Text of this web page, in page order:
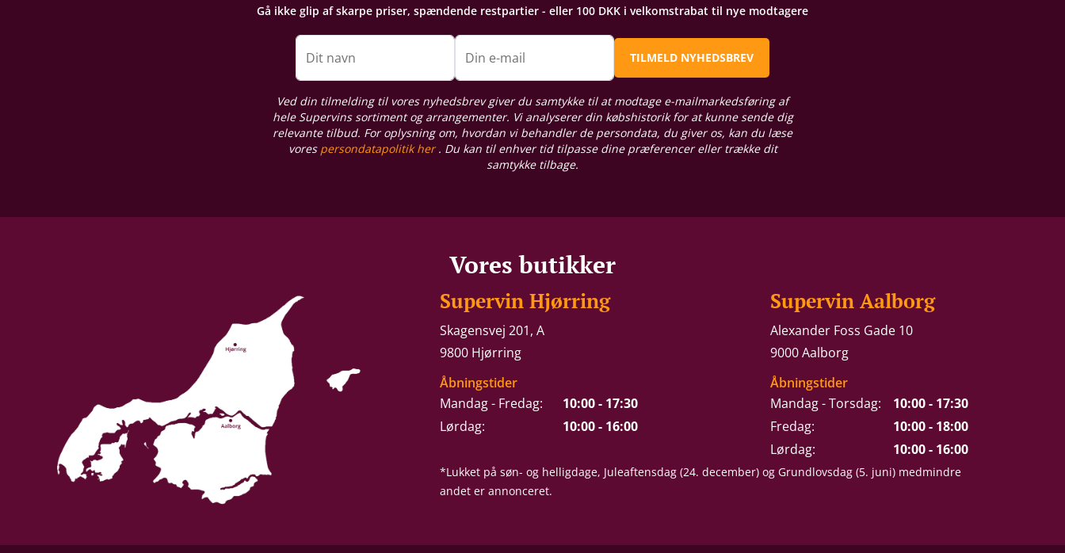
Gå ikke glip af skarpe priser, spændende restpartier - eller 100 DKK i velkomstrabat til nye modtagere
Dit navn Din e-mail TILMELD NYHEDSBREV
Ved din tilmelding til vores nyhedsbrev giver du samtykke til at modtage e-mailmarkedsføring af
hele Supervins sortiment og arrangementer. Vi analyserer din købshistorik for at kunne sende dig
relevante tilbud. For oplysning om, hvordan vi behandler de persondata, du giver os, kan du læse
vores persondatapolitik her. Du kan til enhver tid tilpasse dine præferencer eller trække dit
samtykke tilbage.
Vores butikker
Supervin Hjørring
Skagensvej 201, A
9800 Hjørring
Åbningstider
Mandag - Fredag:
10:00 - 17:30
Lørdag:
10:00 - 16:00
Supervin Aalborg
Alexander Foss Gade 10
9000 Aalborg
Åbningstider
Mandag - Torsdag:
10:00 - 17:30
Fredag:
10:00 - 18:00
Lørdag:
10:00 - 16:00
*Lukket på søn- og helligdage, Juleaftensdag (24. december) og Grundlovsdag (5. juni) medmindre
andet er annonceret.